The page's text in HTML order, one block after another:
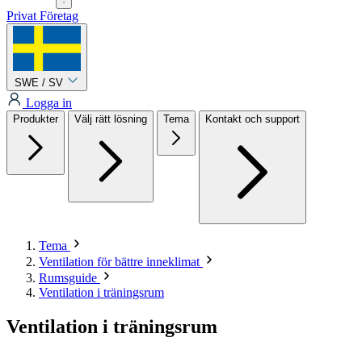
Privat Företag
SWE / SV
Logga in
Produkter Välj rätt lösning Tema Kontakt och support
Tema
Ventilation för bättre inneklimat
Rumsguide
Ventilation i träningsrum
Ventilation i träningsrum